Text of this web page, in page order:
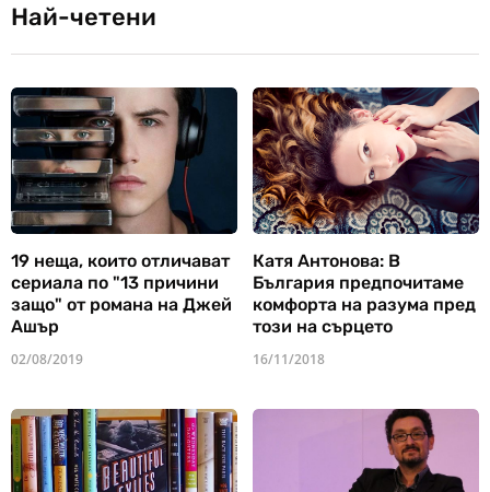
Най-четени
19 неща, които отличават
сериала по "13 причини
защо" от романа на Джей
Ашър
02/08/2019
Катя Антонова: В
България предпочитаме
комфорта на разума пред
този на сърцето
16/11/2018